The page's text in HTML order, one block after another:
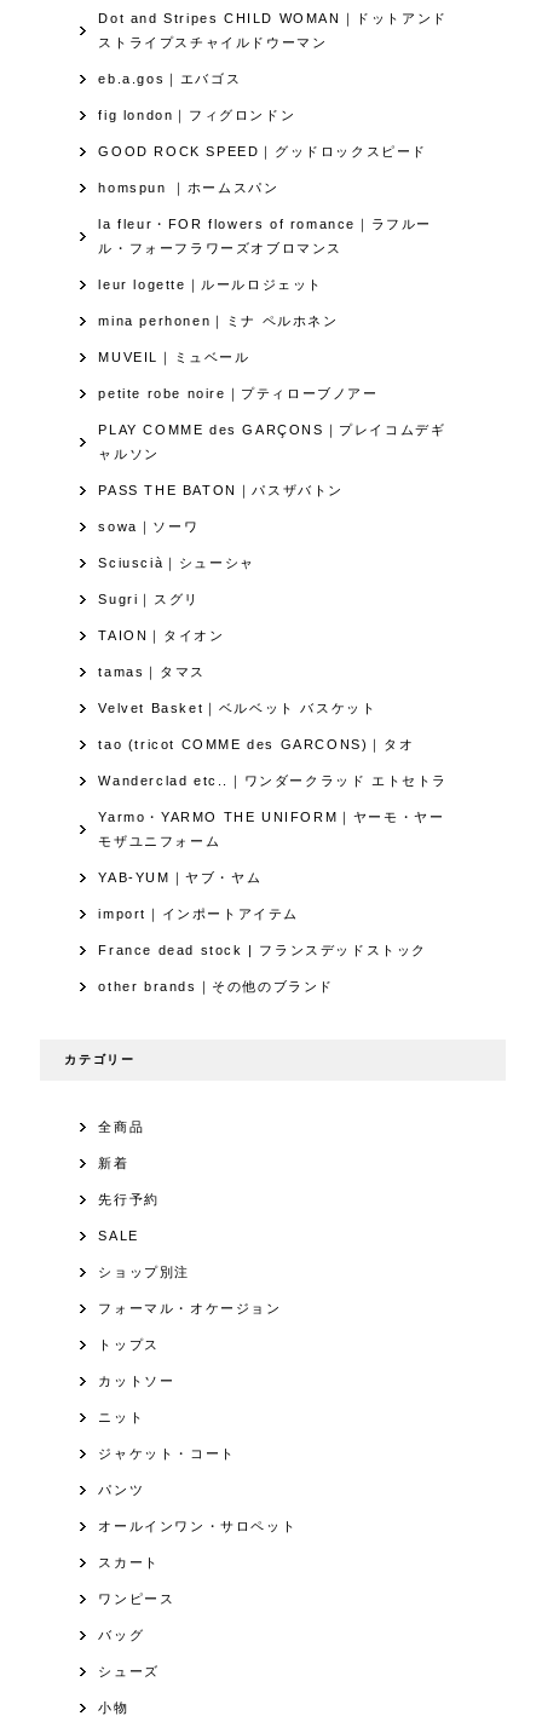
Dot and Stripes CHILD WOMAN｜ドットアンド
ストライプスチャイルドウーマン
eb.a.gos｜エバゴス
fig london｜フィグロンドン
GOOD ROCK SPEED｜グッドロックスピード
homspun ｜ホームスパン
la fleur・FOR flowers of romance｜ラフルー
ル・フォーフラワーズオブロマンス
leur logette｜ルールロジェット
mina perhonen｜ミナ ペルホネン
MUVEIL｜ミュベール
petite robe noire｜プティローブノアー
PLAY COMME des GARÇONS｜プレイコムデギ
ャルソン
PASS THE BATON｜パスザバトン
sowa｜ソーワ
Sciuscià｜シューシャ
Sugri｜スグリ
TAION｜タイオン
tamas｜タマス
Velvet Basket｜ベルベット バスケット
tao (tricot COMME des GARCONS)｜タオ
Wanderclad etc..｜ワンダークラッド エトセトラ
Yarmo・YARMO THE UNIFORM｜ヤーモ・ヤー
モザユニフォーム
YAB-YUM｜ヤブ・ヤム
import｜インポートアイテム
France dead stock | フランスデッドストック
other brands｜その他のブランド
カテゴリー
全商品
新着
先行予約
SALE
ショップ別注
フォーマル・オケージョン
トップス
カットソー
ニット
ジャケット・コート
パンツ
オールインワン・サロペット
スカート
ワンピース
バッグ
シューズ
小物